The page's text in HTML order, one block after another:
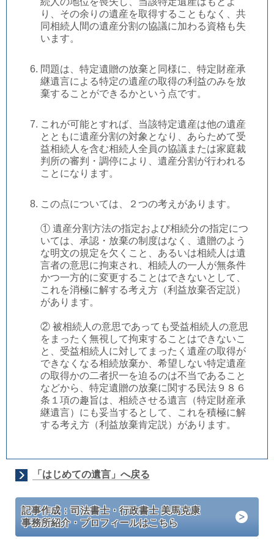
り、その余りの遺産を取得することもなく、共
同相続人間の遺産分割の協議に加わる資格も失
います。
問題は、特定遺贈の放棄と同様に、特定財産承
継遺言による特定の遺産の取得の利益のみを放
棄することができるかという点です。
これが可能とすれば、当該特定遺産は他の遺産
とともに遺産分割の対象となり、あらためて受
益相続人を含む相続人全員の協議または家庭裁
判所の審判・調停により、遺産分割が行われる
ことになります。
この点については、２つの考えがあります。
① 遺産分割方法の指定および相続分の指定につ
いては、承認・放棄の制度はなく、遺贈のよう
な明文の規定を欠くこと、あるいは相続人は遺
言者の意思に拘束され、相続人の一人が無条件
かつ一方的に変更することはできないとして、
これを消極に解する考え方（利益放棄否定説）
があります。
② 被相続人の意思であっても受益相続人の意思
をまったく無視して拘束することはできないこ
と、受益相続人に対してまったく遺産の取得が
できなくなる相続放棄か、希望しない特定遺産
の取得かの二者択一を迫るのは不当であること
などから、特定遺贈の放棄に関する民法９８６
条１項の趣旨は、相続させる遺言（特定財産承
継遺言）にも妥当するとして、これを積極に解
する考え方（利益放棄肯定説）があります。
「はじめての遺言」へ戻る
記事作成：司法書士・行政書士 美馬克康
事務所紹介・プロフィールはこちら